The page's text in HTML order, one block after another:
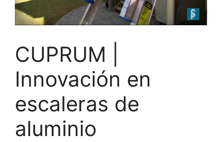
CUPRUM |
Innovación en
escaleras de
aluminio